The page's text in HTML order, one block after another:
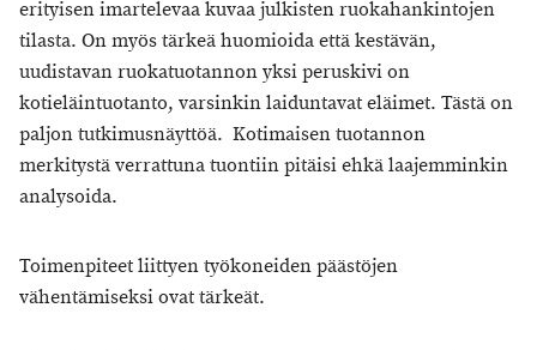
erityisen imartelevaa kuvaa julkisten ruokahankintojen
tilasta. On myös tärkeä huomioida että kestävän,
uudistavan ruokatuotannon yksi peruskivi on
kotieläintuotanto, varsinkin laiduntavat eläimet. Tästä on
paljon tutkimusnäyttöä. Kotimaisen tuotannon
merkitystä verrattuna tuontiin pitäisi ehkä laajemminkin
analysoida.
Toimenpiteet liittyen työkoneiden päästöjen
vähentämiseksi ovat tärkeät.